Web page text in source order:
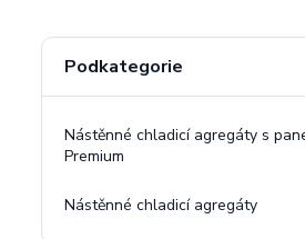
Podkategorie
Nástěnné chladicí agregáty s
Premium
Nástěnné chladicí agregáty